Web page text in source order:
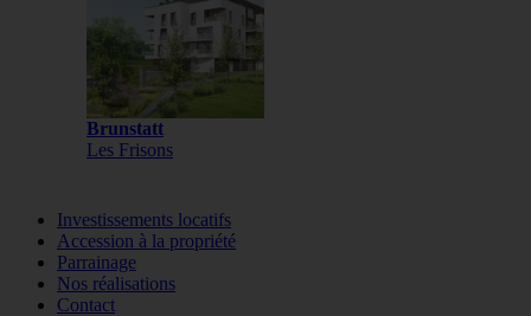
Brunstatt
Les Frisons
Investissements locatifs
Accession à la propriété
Parrainage
Nos réalisations
Contact